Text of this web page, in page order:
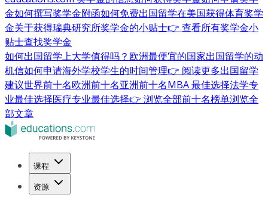
金如何撰写奖学金附函如何免费出国留学在美国获得体育奖学
金关于获得瑞典研究所奖学金的小贴士👉 查看所有奖学金小
贴士查找奖学金
如何出国留学上大学值得吗？ 欧洲最便宜的国家出国留学的动
机信如何申请海外学校学生的时间管理👉 阅读更多出国留学
建议世界前十名欧洲前十名亚洲前十名MBA 最佳选择法学专
业最佳选择医疗专业最佳选择👉 浏览全部前十名榜单浏览全
部文章
课程
资源